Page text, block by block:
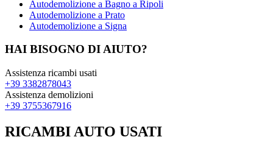
Autodemolizione a Bagno a Ripoli
Autodemolizione a Prato
Autodemolizione a Signa
HAI BISOGNO DI AIUTO?
Assistenza ricambi usati
+39 3382878043
Assistenza demolizioni
+39 3755367916
RICAMBI AUTO USATI